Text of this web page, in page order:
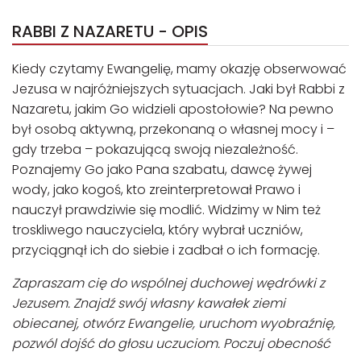
RABBI Z NAZARETU - OPIS
Kiedy czytamy Ewangelię, mamy okazję obserwować
Jezusa w najróżniejszych sytuacjach. Jaki był Rabbi z
Nazaretu, jakim Go widzieli apostołowie? Na pewno
był osobą aktywną, przekonaną o własnej mocy i –
gdy trzeba – pokazującą swoją niezależność.
Poznajemy Go jako Pana szabatu, dawcę żywej
wody, jako kogoś, kto zreinterpretował Prawo i
nauczył prawdziwie się modlić. Widzimy w Nim też
troskliwego nauczyciela, który wybrał uczniów,
przyciągnął ich do siebie i zadbał o ich formację.
Zapraszam cię do wspólnej duchowej wędrówki z
Jezusem. Znajdź swój własny kawałek ziemi
obiecanej, otwórz Ewangelie, uruchom wyobraźnię,
pozwól dojść do głosu uczuciom. Poczuj obecność